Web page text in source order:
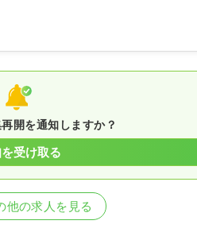
開を通知しますか？
受け取る
他の求人を見る